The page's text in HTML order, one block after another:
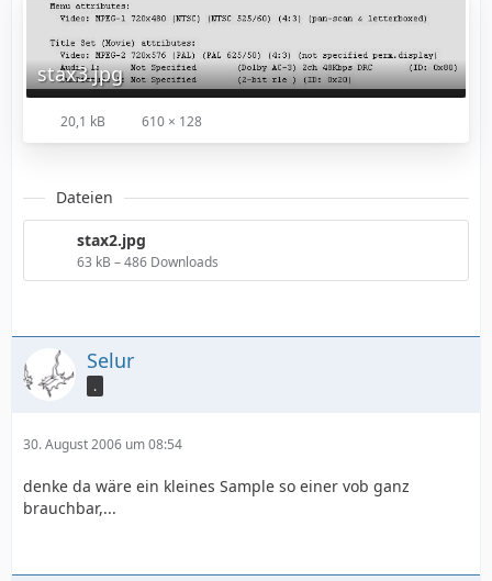
stax3.jpg
20,1 kB 610 × 128
Dateien
stax2.jpg
63 kB – 486 Downloads
Selur
.
30. August 2006 um 08:54
denke da wäre ein kleines Sample so einer vob ganz
brauchbar,...